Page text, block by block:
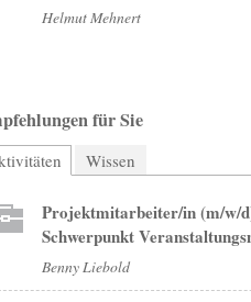
Helmut Mehnert
für Sie
(aktiver Reiter)
Wissen
Projektmitarbeiter/in (m/w/
Schwerpunkt
Benny Liebold